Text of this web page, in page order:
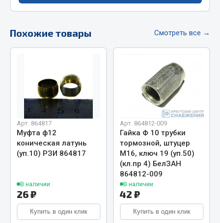
Весь раздел
Цепи подъёмные
РТИ
Кольца уплотнительные
Лента конвейерная
Манжеты
Прокладки
Показать ещё
Похожие товары Смотреть все →
Арт. 864817
Муфта ф12
коническая латунь
(уп.10) РЗИ 864817
В наличии
26 ₽
Купить в один клик
Арт. 864812-009
Гайка Ф 10 трубки
тормозной, штуцер
М16, ключ 19 (уп.50)
(кл.пр 4) БелЗАН
864812-009
В наличии
42 ₽
Купить в один клик